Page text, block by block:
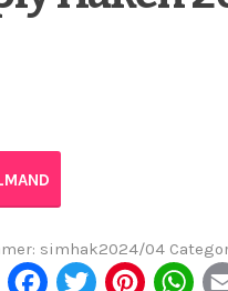
simhak2024/04
Fac
Twi
Pint
Wh